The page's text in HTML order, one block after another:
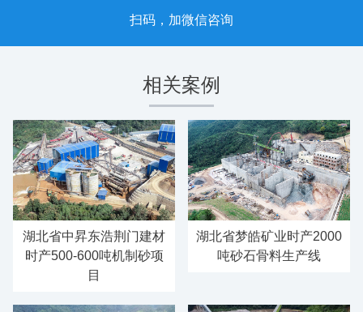
扫码，加微信咨询
相关案例
湖北省中昇东浩荆门建材
时产500-600吨机制砂项
目
湖北省梦皓矿业时产2000
吨砂石骨料生产线